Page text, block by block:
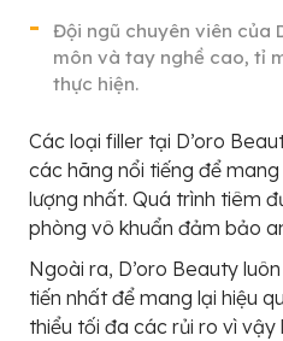
Đội ngũ chuyên viên của
môn và tay nghề cao, tỉ
thực hiện.
Các loại filler tại D’oro
các hãng nổi tiếng để
lượng nhất. Quá trình tiêm
phòng vô khuẩn đảm bảo
Ngoài ra, D’oro Beauty
tiến nhất để mang lại hiệu
thiểu tối đa các rủi ro vì